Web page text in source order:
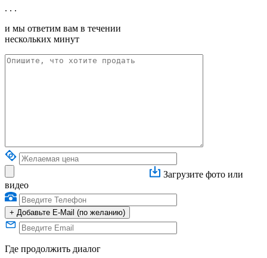
. . .
и мы ответим вам в течении
нескольких минут
Загрузите фото или
видео
+ Добавьте E-Mail (по желанию)
Где продолжить диалог